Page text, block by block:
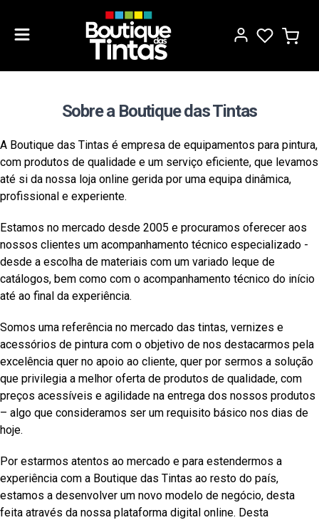
Sobre a Boutique das Tintas
A Boutique das Tintas é empresa de equipamentos para pintura,
com produtos de qualidade e um serviço eficiente, que levamos
até si da nossa loja online gerida por uma equipa dinâmica,
profissional e experiente.
Estamos no mercado desde 2005 e procuramos oferecer aos
nossos clientes um acompanhamento técnico especializado -
desde a escolha de materiais com um variado leque de
catálogos, bem como com o acompanhamento técnico do início
até ao final da experiência.
Somos uma referência no mercado das tintas, vernizes e
acessórios de pintura com o objetivo de nos destacarmos pela
excelência quer no apoio ao cliente, quer por sermos a solução
que privilegia a melhor oferta de produtos de qualidade, com
preços acessíveis e agilidade na entrega dos nossos produtos
– algo que consideramos ser um requisito básico nos dias de
hoje.
Por estarmos atentos ao mercado e para estendermos a
experiência com a Boutique das Tintas ao resto do país,
estamos a desenvolver um novo modelo de negócio, desta
feita através da nossa plataforma digital online. Desta